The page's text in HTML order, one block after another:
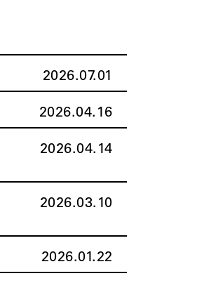
2026.07.01
2026.04.16
2026.04.14
2026.03.10
2026.01.22